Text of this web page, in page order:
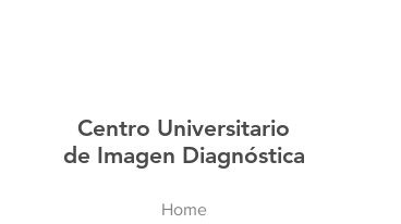
Centro Universitario
de Imagen Diagnóstica
Home